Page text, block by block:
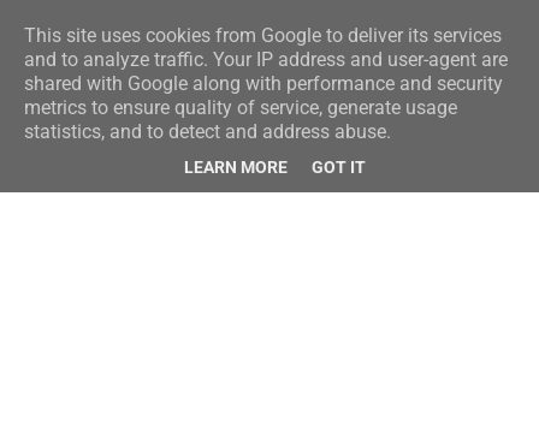
This site uses cookies from Google to deliver its services
and to analyze traffic. Your IP address and user-agent are
shared with Google along with performance and security
metrics to ensure quality of service, generate usage
statistics, and to detect and address abuse.
LEARN MORE GOT IT